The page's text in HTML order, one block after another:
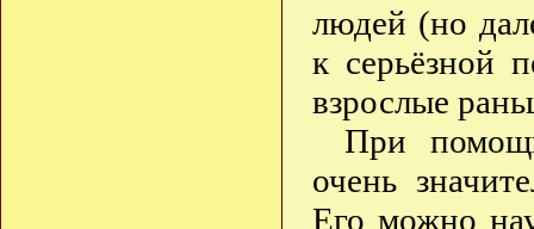
людей (но
к серьёзной
взрослые
При
очень
Его можно